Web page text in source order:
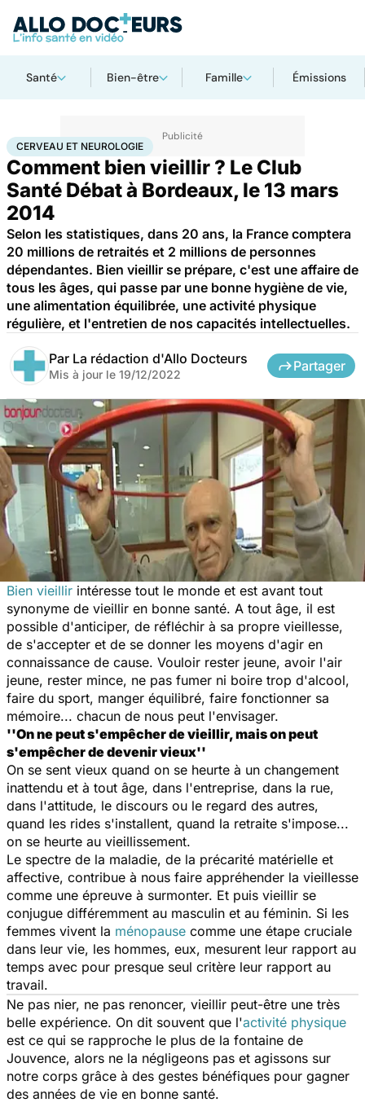
Santé Bien-être Famille Émissions
AccueilSantéMaladiesCerveau et neurologie
CERVEAU ET NEUROLOGIE
Comment bien vieillir ? Le Club
Santé Débat à Bordeaux, le 13 mars
2014
Selon les statistiques, dans 20 ans, la France comptera
20 millions de retraités et 2 millions de personnes
dépendantes. Bien vieillir se prépare, c'est une affaire de
tous les âges, qui passe par une bonne hygiène de vie,
une alimentation équilibrée, une activité physique
régulière, et l'entretien de nos capacités intellectuelles.
Par La rédaction d'Allo Docteurs
Mis à jour le 19/12/2022
Partager
Bien vieillir intéresse tout le monde et est avant tout
synonyme de vieillir en bonne santé. A tout âge, il est
possible d'anticiper, de réfléchir à sa propre vieillesse,
de s'accepter et de se donner les moyens d'agir en
connaissance de cause. Vouloir rester jeune, avoir l'air
jeune, rester mince, ne pas fumer ni boire trop d'alcool,
faire du sport, manger équilibré, faire fonctionner sa
mémoire... chacun de nous peut l'envisager.
''On ne peut s'empêcher de vieillir, mais on peut
s'empêcher de devenir vieux''
On se sent vieux quand on se heurte à un changement
inattendu et à tout âge, dans l'entreprise, dans la rue,
dans l'attitude, le discours ou le regard des autres,
quand les rides s'installent, quand la retraite s'impose...
on se heurte au vieillissement.
Le spectre de la maladie, de la précarité matérielle et
affective, contribue à nous faire appréhender la vieillesse
comme une épreuve à surmonter. Et puis vieillir se
conjugue différemment au masculin et au féminin. Si les
femmes vivent la ménopause comme une étape cruciale
dans leur vie, les hommes, eux, mesurent leur rapport au
temps avec pour presque seul critère leur rapport au
travail.
Ne pas nier, ne pas renoncer, vieillir peut-être une très
belle expérience. On dit souvent que l'activité physique
est ce qui se rapproche le plus de la fontaine de
Jouvence, alors ne la négligeons pas et agissons sur
notre corps grâce à des gestes bénéfiques pour gagner
des années de vie en bonne santé.